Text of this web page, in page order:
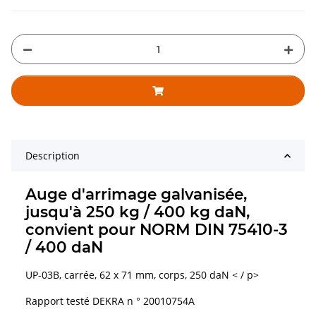
Description
Auge d'arrimage galvanisée,
jusqu'à 250 kg / 400 kg daN,
convient pour NORM DIN 75410-3
/ 400 daN
UP-03B, carrée, 62 x 71 mm, corps, 250 daN < / p>
Rapport testé DEKRA n ° 20010754A